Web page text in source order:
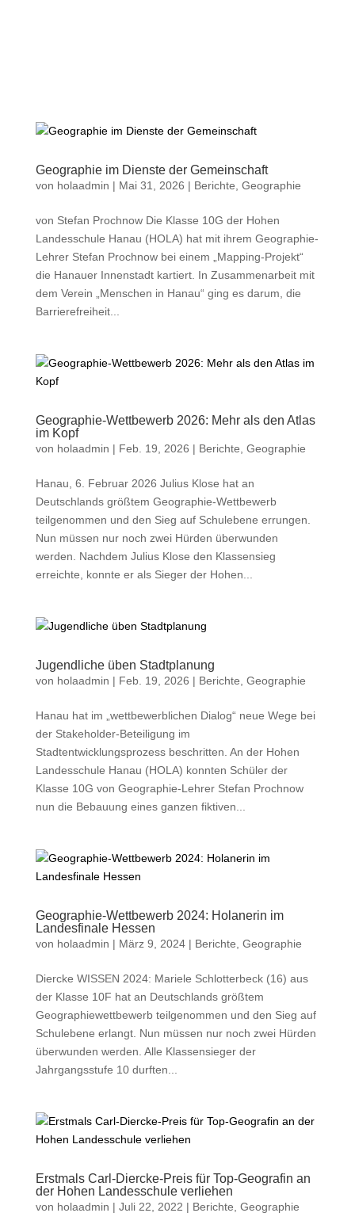
Geographie im Dienste der Gemeinschaft
von holaadmin | Mai 31, 2026 | Berichte Geographie
von Stefan Prochnow Die Klasse 10G der Hohen
Landesschule Hanau (HOLA) hat mit ihrem Geographie-
Lehrer Stefan Prochnow bei einem „Mapping-Projekt“
die Hanauer Innenstadt kartiert. In Zusammenarbeit mit
dem Verein „Menschen in Hanau“ ging es darum, die
Barrierefreiheit...
Geographie-Wettbewerb 2026: Mehr als den Atlas
im Kopf
von holaadmin | Feb. 19, 2026 | Berichte Geographie
Hanau, 6. Februar 2026 Julius Klose hat an
Deutschlands größtem Geographie-Wettbewerb
teilgenommen und den Sieg auf Schulebene errungen.
Nun müssen nur noch zwei Hürden überwunden
werden. Nachdem Julius Klose den Klassensieg
erreichte, konnte er als Sieger der Hohen...
Jugendliche üben Stadtplanung
von holaadmin | Feb. 19, 2026 | Berichte Geographie
Hanau hat im „wettbewerblichen Dialog“ neue Wege bei
der Stakeholder-Beteiligung im
Stadtentwicklungsprozess beschritten. An der Hohen
Landesschule Hanau (HOLA) konnten Schüler der
Klasse 10G von Geographie-Lehrer Stefan Prochnow
nun die Bebauung eines ganzen fiktiven...
Geographie-Wettbewerb 2024: Holanerin im
Landesfinale Hessen
von holaadmin | März 9, 2024| Berichte Geographie
Diercke WISSEN 2024: Mariele Schlotterbeck (16) aus
der Klasse 10F hat an Deutschlands größtem
Geographiewettbewerb teilgenommen und den Sieg auf
Schulebene erlangt. Nun müssen nur noch zwei Hürden
überwunden werden. Alle Klassensieger der
Jahrgangsstufe 10 durften...
Erstmals Carl-Diercke-Preis für Top-Geografin an
der Hohen Landesschule verliehen
von holaadmin | Juli 22, 2022 | Berichte Geographie